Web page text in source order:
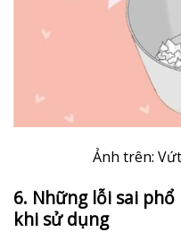
Ảnh trên:
6. Những lỗi sai
khi sử dụng